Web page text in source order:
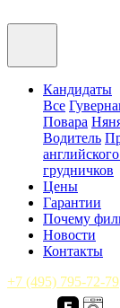
Кандидаты
Все
Повара
Водитель
грудничков
Цены
Гарантии
Почему
Новости
Контакты
+7 (495) 795-72-79